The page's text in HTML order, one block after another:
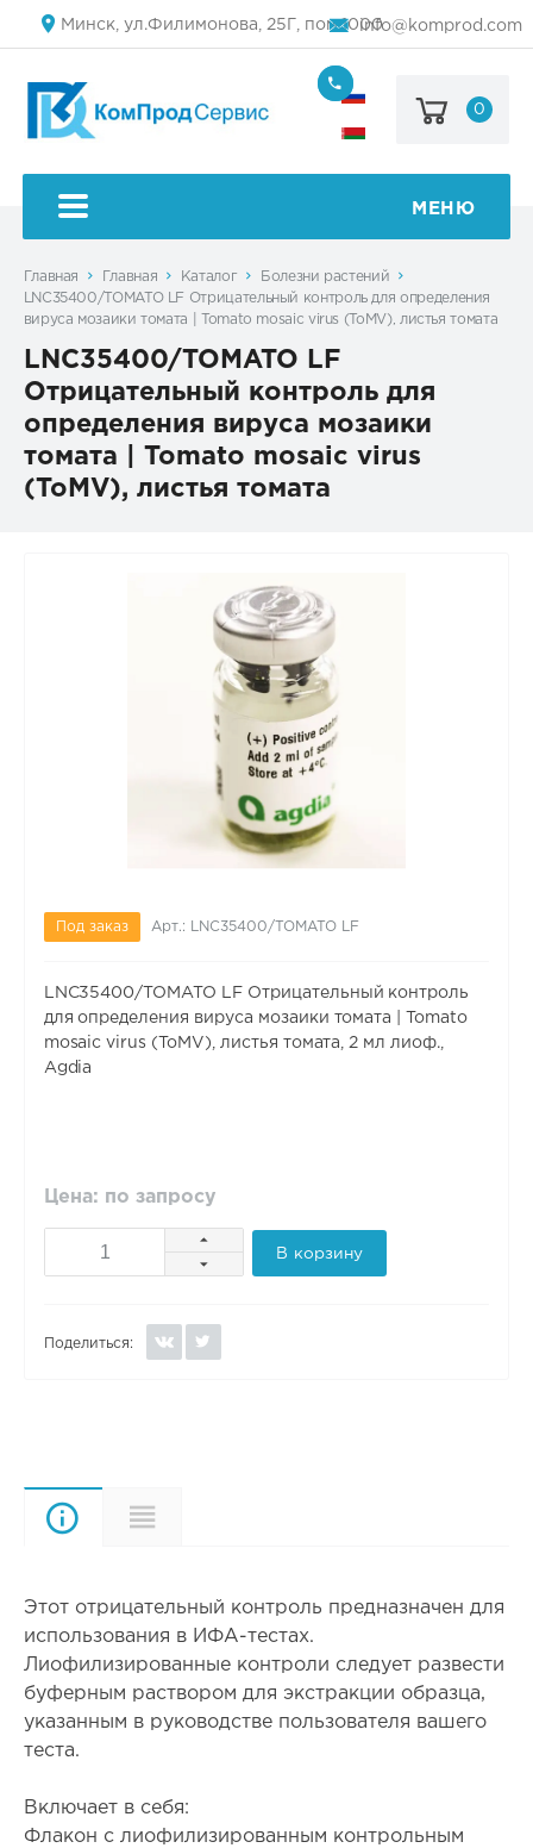
Минск, ул.Филимонова, 25Г, пом.1000info@komprod.com
(499)
444-
50
0
МЕНЮ
Главная Главная Каталог
Болезни растений
LNC35400/TOMATO LF Отрицательный контроль для определения
вируса мозаики томата | Tomato mosaic virus (ToMV), листья томата
LNC35400/TOMATO LF
Отрицательный контроль для
определения вируса мозаики
томата | Tomato mosaic virus
(ToMV), листья томата
Под заказ Арт.: LNC35400/TOMATO LF
LNC35400/TOMATO LF Отрицательный контроль
для определения вируса мозаики томата | Tomato
mosaic virus (ToMV), листья томата, 2 мл лиоф.,
Agdia
Цена: по запросу
В корзину
Поделиться:
Описание
Этот отрицательный контроль предназначен для
использования в ИФА-тестах.
Лиофилизированные контроли следует развести
буферным раствором для экстракции образца,
указанным в руководстве пользователя вашего
теста.
Включает в себя:
Флакон с лиофилизированным контрольным